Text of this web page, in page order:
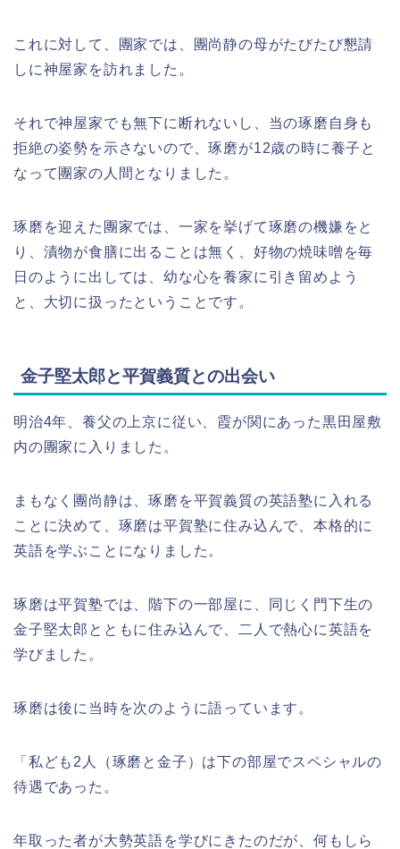
これに対して、團家では、團尚静の母がたびたび懇請
しに神屋家を訪れました。
それで神屋家でも無下に断れないし、当の琢磨自身も
拒絶の姿勢を示さないので、琢磨が12歳の時に養子と
なって團家の人間となりました。
琢磨を迎えた團家では、一家を挙げて琢磨の機嫌をと
り、漬物が食膳に出ることは無く、好物の焼味噌を毎
日のように出しては、幼な心を養家に引き留めよう
と、大切に扱ったということです。
金子堅太郎と平賀義質との出会い
明治4年、養父の上京に従い、霞が関にあった黒田屋敷
内の團家に入りました。
まもなく團尚静は、琢磨を平賀義質の英語塾に入れる
ことに決めて、琢磨は平賀塾に住み込んで、本格的に
英語を学ぶことになりました。
琢磨は平賀塾では、階下の一部屋に、同じく門下生の
金子堅太郎とともに住み込んで、二人で熱心に英語を
学びました。
琢磨は後に当時を次のように語っています。
「私ども2人（琢磨と金子）は下の部屋でスペシャルの
待遇であった。
年取った者が大勢英語を学びにきたのだが、何もしら